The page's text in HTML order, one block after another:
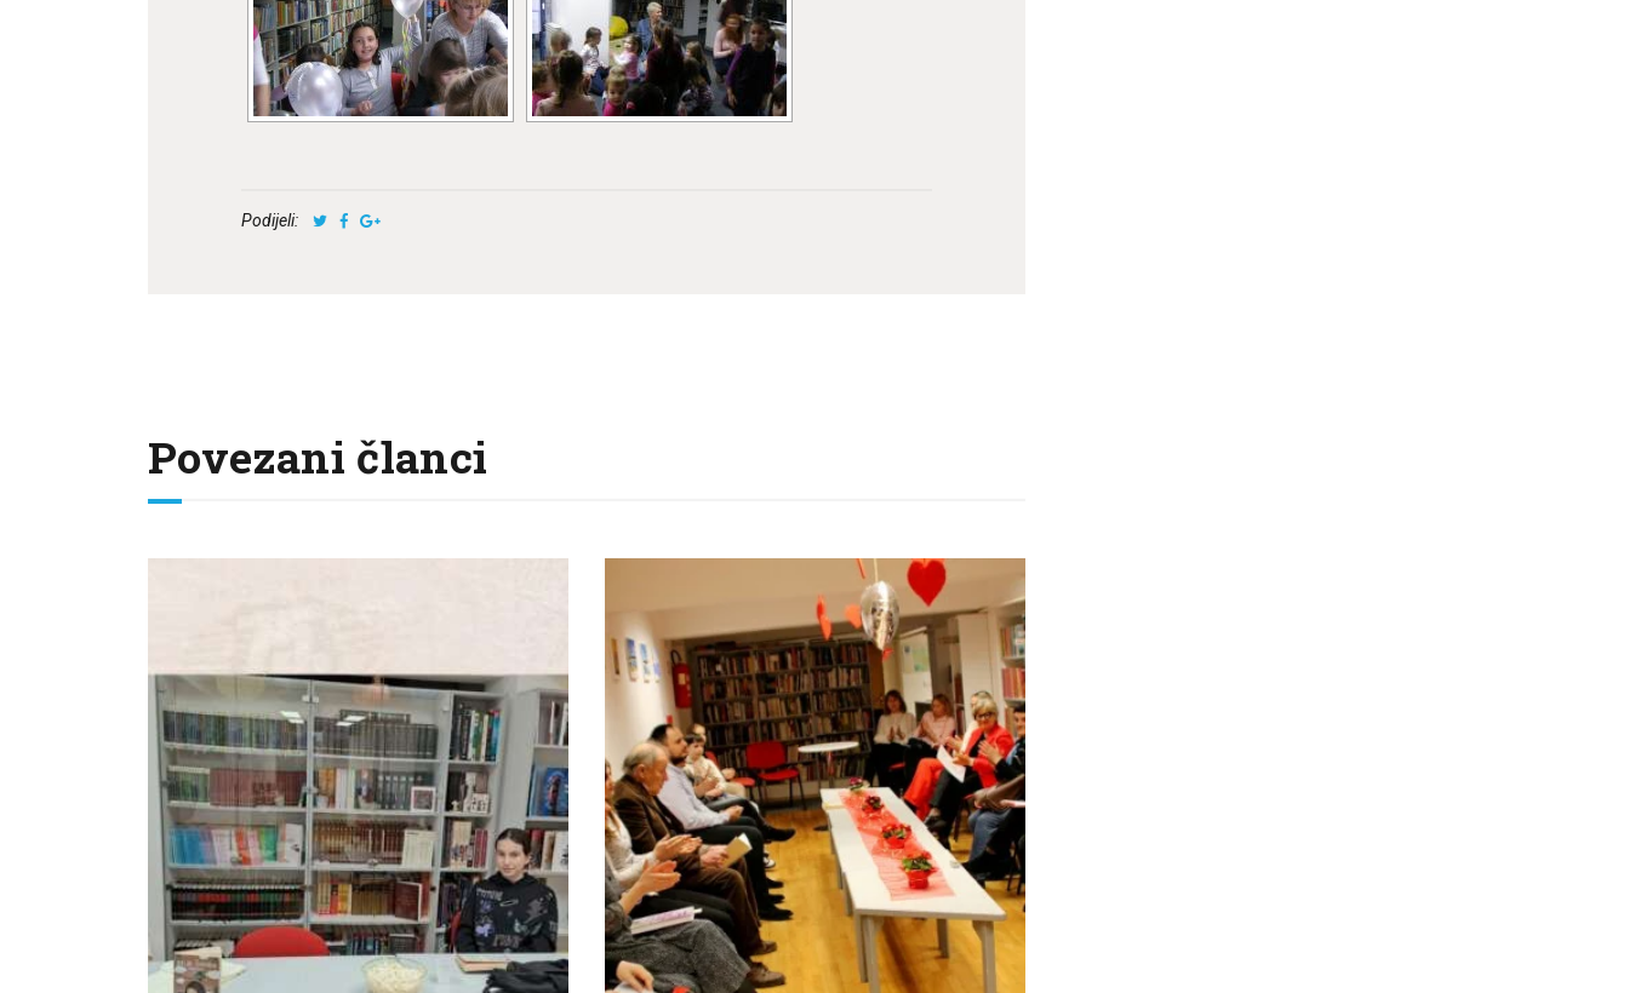
Podijeli:
Povezani članci